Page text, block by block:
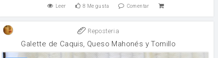
Leer 8 Me gusta Comentar
Reposteria
Galette de Caquis, Queso Mahonés y Tomillo